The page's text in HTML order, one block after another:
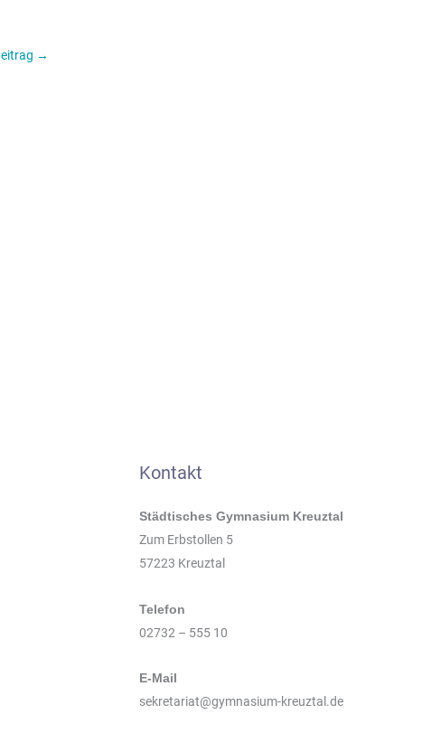
→
Kontakt
Städtisches Gymnasium Kreuztal
Zum Erbstollen 5
57223 Kreuztal
Telefon
02732 – 555 10
E-Mail
sekretariat@gymnasium-kreuztal.de